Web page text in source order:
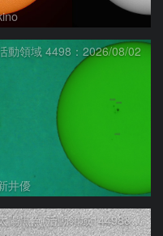
動領域 4498：2026/08/02
井優
太陽黒点(活動領域14498&14500) 2026/08/02